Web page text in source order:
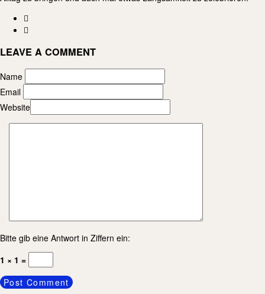
LEAVE A COMMENT
Name
Email
Website
Bitte gib eine Antwort in Ziffern ein:
1 × 1 =